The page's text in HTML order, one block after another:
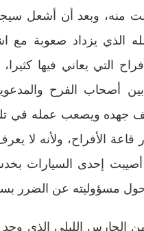
منه، وبعد أن أشعل
الذي يزداد صعوبة مع
التي يعاني فيها كثيرا،
بين أصحاب الفرح
جهده ويصعب عمله في تلك
قاعة الأفراح، ولأنه لا
أصيبت إحدى السيارات
مسؤوليته عن الضرر
الحارس الليلي الذي